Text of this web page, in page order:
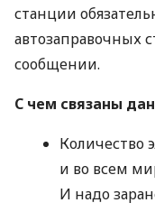
станции
автозаправочных
сообщении.
С чем связаны
Количество
и во всем
И надо